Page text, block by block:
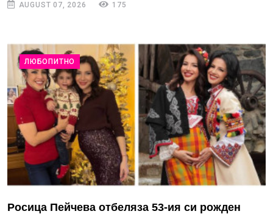
AUGUST 07, 2026 175
ЛЮБОПИТНО
Росица Пейчева отбеляза 53-ия си рожден